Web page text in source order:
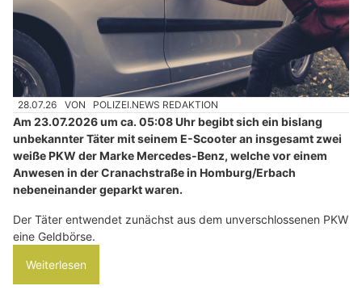
28.07.26 VON POLIZEI.NEWS REDAKTION
Am 23.07.2026 um ca. 05:08 Uhr begibt sich ein bislang
unbekannter Täter mit seinem E-Scooter an insgesamt zwei
weiße PKW der Marke Mercedes-Benz, welche vor einem
Anwesen in der Cranachstraße in Homburg/Erbach
nebeneinander geparkt waren.
Der Täter entwendet zunächst aus dem unverschlossenen PKW
eine Geldbörse.
Weiterlesen